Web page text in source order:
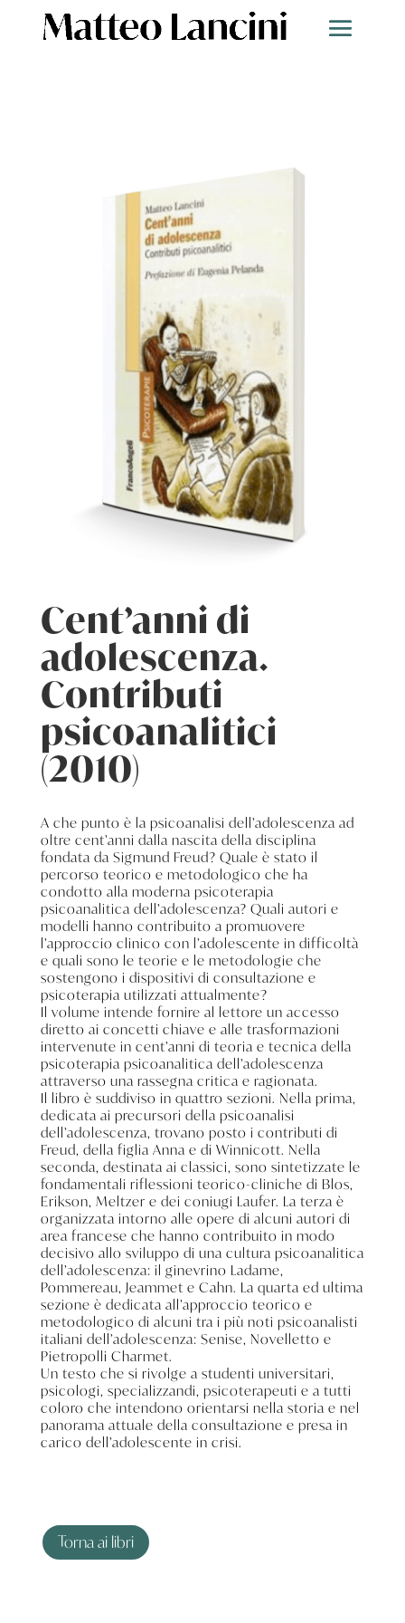
Cent’anni di
adolescenza.
Contributi
psicoanalitici
(2010)
A che punto è la psicoanalisi dell’adolescenza ad
oltre cent’anni dalla nascita della disciplina
fondata da Sigmund Freud? Quale è stato il
percorso teorico e metodologico che ha
condotto alla moderna psicoterapia
psicoanalitica dell’adolescenza? Quali autori e
modelli hanno contribuito a promuovere
l’approccio clinico con l’adolescente in difficoltà
e quali sono le teorie e le metodologie che
sostengono i dispositivi di consultazione e
psicoterapia utilizzati attualmente?
Il volume intende fornire al lettore un accesso
diretto ai concetti chiave e alle trasformazioni
intervenute in cent’anni di teoria e tecnica della
psicoterapia psicoanalitica dell’adolescenza
attraverso una rassegna critica e ragionata.
Il libro è suddiviso in quattro sezioni. Nella prima,
dedicata ai precursori della psicoanalisi
dell’adolescenza, trovano posto i contributi di
Freud, della figlia Anna e di Winnicott. Nella
seconda, destinata ai classici, sono sintetizzate le
fondamentali riflessioni teorico-cliniche di Blos,
Erikson, Meltzer e dei coniugi Laufer. La terza è
organizzata intorno alle opere di alcuni autori di
area francese che hanno contribuito in modo
decisivo allo sviluppo di una cultura psicoanalitica
dell’adolescenza: il ginevrino Ladame,
Pommereau, Jeammet e Cahn. La quarta ed ultima
sezione è dedicata all’approccio teorico e
metodologico di alcuni tra i più noti psicoanalisti
italiani dell’adolescenza: Senise, Novelletto e
Pietropolli Charmet.
Un testo che si rivolge a studenti universitari,
psicologi, specializzandi, psicoterapeuti e a tutti
coloro che intendono orientarsi nella storia e nel
panorama attuale della consultazione e presa in
carico dell’adolescente in crisi.
Torna ai libri